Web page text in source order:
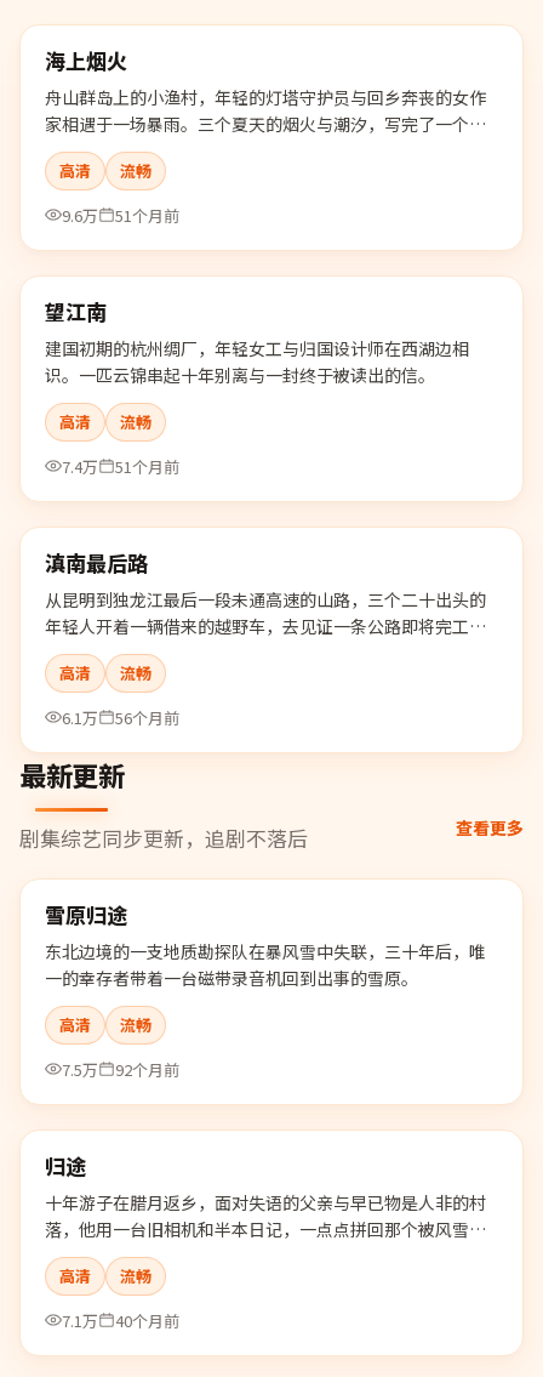
精选
海上烟火
舟山群岛上的小渔村，年轻的灯塔守护员与回乡奔丧的女作
家相遇于一场暴雨。三个夏天的烟火与潮汐，写完了一个关
于"留下"的故事。
高清
流畅
9.6万
51个月前
精选
99:44
望江南
建国初期的杭州绸厂，年轻女工与归国设计师在西湖边相
识。一匹云锦串起十年别离与一封终于被读出的信。
高清
流畅
7.4万
51个月前
精选
99:56
滇南最后路
从昆明到独龙江最后一段未通高速的山路，三个二十出头的
年轻人开着一辆借来的越野车，去见证一条公路即将完工的
最后日子。
高清
流畅
6.1万
56个月前
最新更新
剧集综艺同步更新，追剧不落后 查看更多
最新
雪原归途
东北边境的一支地质勘探队在暴风雪中失联，三十年后，唯
一的幸存者带着一台磁带录音机回到出事的雪原。
高清
流畅
7.5万
92个月前
最新
99:37
归途
十年游子在腊月返乡，面对失语的父亲与早已物是人非的村
落，他用一台旧相机和半本日记，一点点拼回那个被风雪埋
住的童年真相。
高清
流畅
7.1万
40个月前
99:35